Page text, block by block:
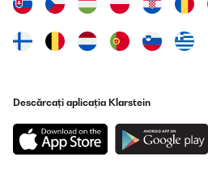
Descărcați aplicația Klarstein